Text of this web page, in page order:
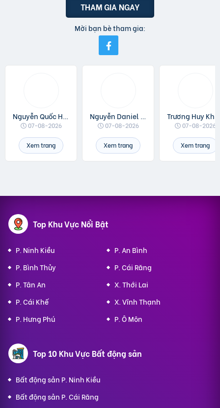
THAM GIA NGAY
Mời bạn bè tham gia:
Nguyễn Quốc Huân
07-08-2026
Xem trang
Nguyễn Daniel Minh
07-08-2026
Xem trang
07-08-2026
Xem trang
Top Khu Vực Nổi Bật
P. Ninh Kiều
P. An Bình
P. Bình Thủy
P. Cái Răng
P. Tân An
X. Thới Lai
P. Cái Khế
X. Vĩnh Thạnh
P. Hưng Phú
P. Ô Môn
Top 10 Khu Vực Bất động sản
Bất động sản P. Ninh Kiều
Bất động sản P. Cái Răng